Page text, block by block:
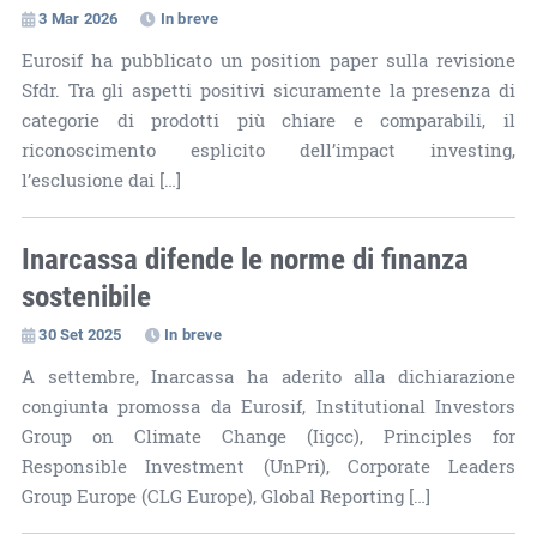
3 Mar 2026 In breve
Eurosif ha pubblicato un position paper sulla revisione
Sfdr. Tra gli aspetti positivi sicuramente la presenza di
categorie di prodotti più chiare e comparabili, il
riconoscimento esplicito dell’impact investing,
l’esclusione dai […]
Inarcassa difende le norme di finanza
sostenibile
30 Set 2025 In breve
A settembre, Inarcassa ha aderito alla dichiarazione
congiunta promossa da Eurosif, Institutional Investors
Group on Climate Change (Iigcc), Principles for
Responsible Investment (UnPri), Corporate Leaders
Group Europe (CLG Europe), Global Reporting […]